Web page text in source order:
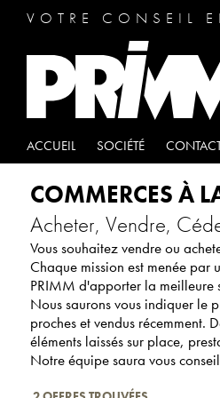
VOTRE CONSEIL
ACCUEIL SOCIÉTÉ
COMMERCES À
Acheter, Vendre,
Vous souhaitez vendre ou
Chaque mission est menée par
PRIMM d'apporter la meilleure
Nous saurons vous indiquer le
proches et vendus récemment.
éléments laissés sur place,
Notre équipe saura vous